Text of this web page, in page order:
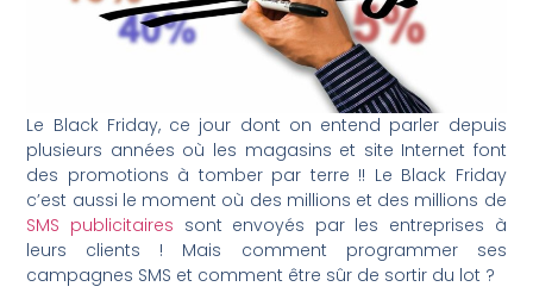
Le Black Friday, ce jour dont on entend parler depuis
plusieurs années où les magasins et site Internet font
des promotions à tomber par terre !! Le Black Friday
c’est aussi le moment où des millions et des millions de
SMS publicitaires sont envoyés par les entreprises à
leurs clients ! Mais comment programmer ses
campagnes SMS et comment être sûr de sortir du lot ?